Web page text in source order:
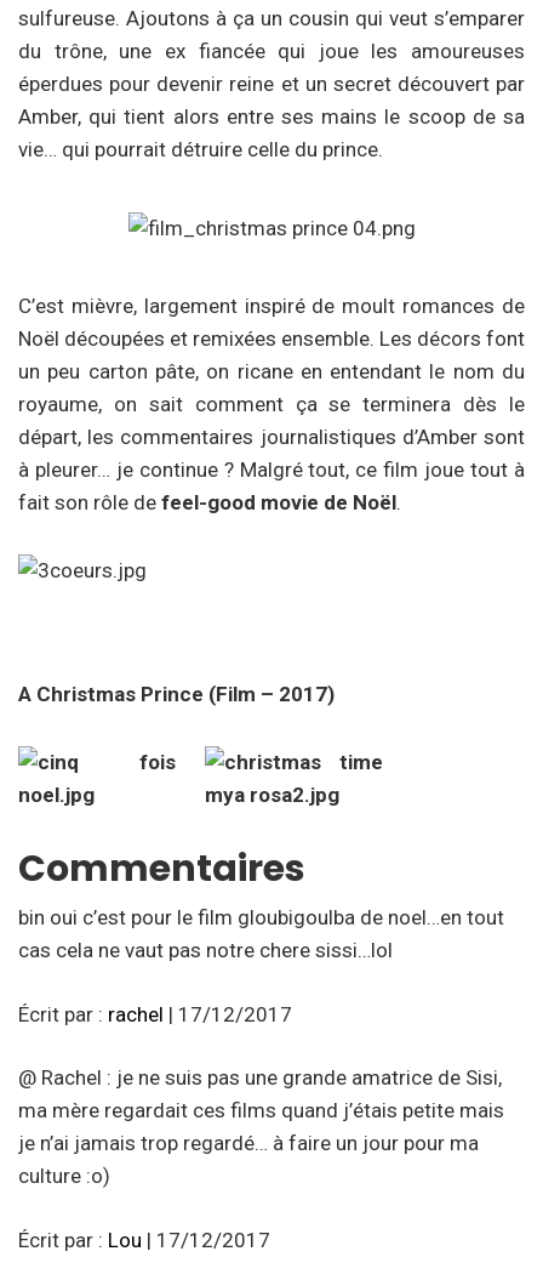
sulfureuse. Ajoutons à ça un cousin qui veut s’emparer
du trône, une ex fiancée qui joue les amoureuses
éperdues pour devenir reine et un secret découvert par
Amber, qui tient alors entre ses mains le scoop de sa
vie… qui pourrait détruire celle du prince.
C’est mièvre, largement inspiré de moult romances de
Noël découpées et remixées ensemble. Les décors font
un peu carton pâte, on ricane en entendant le nom du
royaume, on sait comment ça se terminera dès le
départ, les commentaires journalistiques d’Amber sont
à pleurer… je continue ? Malgré tout, ce film joue tout à
fait son rôle de feel-good movie de Noël.
A Christmas Prince (Film – 2017)
Commentaires
bin oui c’est pour le film gloubigoulba de noel…en tout
cas cela ne vaut pas notre chere sissi…lol
Écrit par : rachel | 17/12/2017
@ Rachel : je ne suis pas une grande amatrice de Sisi,
ma mère regardait ces films quand j’étais petite mais
je n’ai jamais trop regardé… à faire un jour pour ma
culture :o)
Écrit par : Lou | 17/12/2017